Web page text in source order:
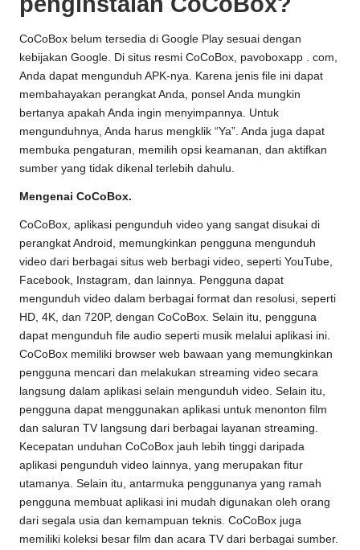
CoCoBox belum tersedia di Google Play sesuai dengan
kebijakan Google. Di situs resmi CoCoBox, pavoboxapp . com,
Anda dapat mengunduh APK-nya. Karena jenis file ini dapat
membahayakan perangkat Anda, ponsel Anda mungkin
bertanya apakah Anda ingin menyimpannya. Untuk
mengunduhnya, Anda harus mengklik “Ya”. Anda juga dapat
membuka pengaturan, memilih opsi keamanan, dan aktifkan
sumber yang tidak dikenal terlebih dahulu.
Mengenai CoCoBox.
CoCoBox, aplikasi pengunduh video yang sangat disukai di
perangkat Android, memungkinkan pengguna mengunduh
video dari berbagai situs web berbagi video, seperti YouTube,
Facebook, Instagram, dan lainnya. Pengguna dapat
mengunduh video dalam berbagai format dan resolusi, seperti
HD, 4K, dan 720P, dengan CoCoBox. Selain itu, pengguna
dapat mengunduh file audio seperti musik melalui aplikasi ini.
CoCoBox memiliki browser web bawaan yang memungkinkan
pengguna mencari dan melakukan streaming video secara
langsung dalam aplikasi selain mengunduh video. Selain itu,
pengguna dapat menggunakan aplikasi untuk menonton film
dan saluran TV langsung dari berbagai layanan streaming.
Kecepatan unduhan CoCoBox jauh lebih tinggi daripada
aplikasi pengunduh video lainnya, yang merupakan fitur
utamanya. Selain itu, antarmuka penggunanya yang ramah
pengguna membuat aplikasi ini mudah digunakan oleh orang
dari segala usia dan kemampuan teknis. CoCoBox juga
memiliki koleksi besar film dan acara TV dari berbagai sumber.